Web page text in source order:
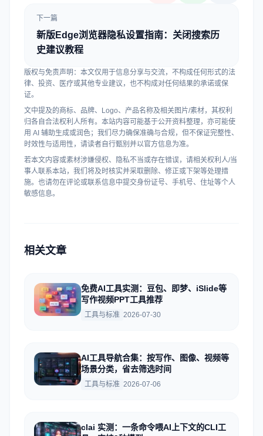
下一篇
新版Edge浏览器隐私设置指南：关闭搜索历
史建议教程
版权与免责声明：本文仅用于信息分享与交流，不构成任何形式的法
律、投资、医疗或其他专业建议，也不构成对任何结果的承诺或保
证。
文中提及的商标、品牌、Logo、产品名称及相关图片/素材，其权利
归各自合法权利人所有。本站内容可能基于公开资料整理，亦可能使
用 AI 辅助生成或润色；我们尽力确保准确与合规，但不保证完整性、
时效性与适用性，请读者自行甄别并以官方信息为准。
若本文内容或素材涉嫌侵权、隐私不当或存在错误，请相关权利人/当
事人联系本站，我们将及时核实并采取删除、修正或下架等处理措
施。也请勿在评论或联系信息中提交身份证号、手机号、住址等个人
敏感信息。
相关文章
免费AI工具实测：豆包、即梦、iSlide等
写作视频PPT工具推荐
工具与标准 2026-07-30
AI工具导航合集：按写作、图像、视频等
场景分类，省去筛选时间
工具与标准 2026-07-06
clai 实测：一条命令喂AI上下文的CLI工